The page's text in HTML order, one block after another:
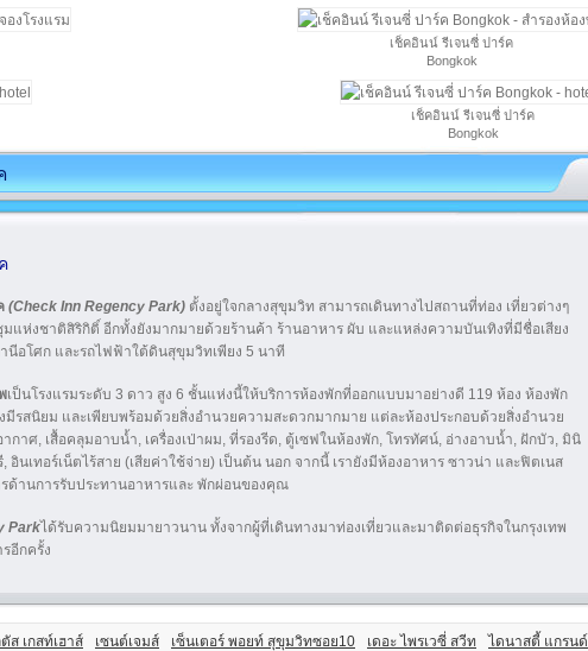
เช็คอินน์ รีเจนซี่ ปาร์ค
Bongkok
เช็คอินน์ รีเจนซี่ ปาร์ค
Bongkok
(Check Inn Regency Park) ตั้งอยู่ใจกลางสุขุมวิท สามารถเดินทางไปสถานที่ท่อง เที่ยวต่างๆ
แห่งชาติสิริกิติ์ อีกทั้งยังมากมายด้วยร้านค้า ร้านอาหาร ผับ และแหล่งความบันเทิงที่มีชื่อเสียง
นีอโศก และรถไฟฟ้าใต้ดินสุขุมวิทเพียง 5 นาที
เป็นโรงแรมระดับ 3 ดาว สูง 6 ชั้นแห่งนี้ให้บริการห้องพักที่ออกแบบมาอย่างดี 119 ห้อง ห้องพัก
มีรสนิยม และเพียบพร้อมด้วยสิ่งอำนวยความสะดวกมากมาย แต่ละห้องประกอบด้วยสิ่งอำนวย
กาศ, เสื้อคลุมอาบน้ำ, เครื่องเป่าผม, ที่รองรีด, ตู้เซฟในห้องพัก, โทรทัศน์, อ่างอาบน้ำ, ฝักบัว, มินิ
นเทอร์เน็ตไร้สาย (เสียค่าใช้จ่าย) เป็นต้น นอก จากนี้ เรายังมีห้องอาหาร ซาวน่า และฟิตเนส
รด้านการรับประทานอาหารและ พักผ่อนของคุณ
Parkได้รับความนิยมมายาวนาน ทั้งจากผู้ที่เดินทางมาท่องเที่ยวและมาติดต่อธุรกิจในกรุงเทพ
อีกครั้ง
ส เกสท์เฮาส์ เซนต์เจมส์ เซ็นเตอร์ พอยท์ สุขุมวิทซอย10 เดอะ ไพรเวซี่ สวีท ไดนาสตี้ แกรนด์